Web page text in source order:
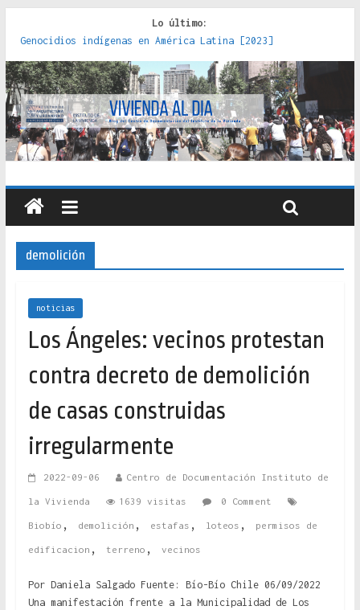
Lo último:
Genocidios indígenas en América Latina [2023]
Estudios sobre la espacialización de los Estados :
políticas, prácticas y representaciones [2022]
Donde el pedernal choca con el acero : hacia una teoría
crítica de las fronteras latinoamericanas [2020]
Criterios técnicos para una vivienda adecuada [2019]
Red de consultorios de la Caja del Seguro Obrero en
Santiago : un patrimonio emblemático [2014]
demolición
noticias
Los Ángeles: vecinos protestan
contra decreto de demolición
de casas construidas
irregularmente
2022-09-06 Centro de Documentación Instituto de
la Vivienda 1639 visitas 0 Comment
Biobío , demolición , estafas , loteos , permisos de
edificacion , terreno , vecinos
Por Daniela Salgado Fuente: Bío-Bío Chile 06/09/2022
Una manifestación frente a la Municipalidad de Los